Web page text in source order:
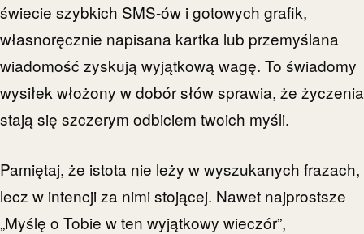
świecie szybkich SMS-ów i gotowych grafik,
własnoręcznie napisana kartka lub przemyślana
wiadomość zyskują wyjątkową wagę. To świadomy
wysiłek włożony w dobór słów sprawia, że życzenia
stają się szczerym odbiciem twoich myśli.
Pamiętaj, że istota nie leży w wyszukanych frazach,
lecz w intencji za nimi stojącej. Nawet najprostsze
„Myślę o Tobie w ten wyjątkowy wieczór”,